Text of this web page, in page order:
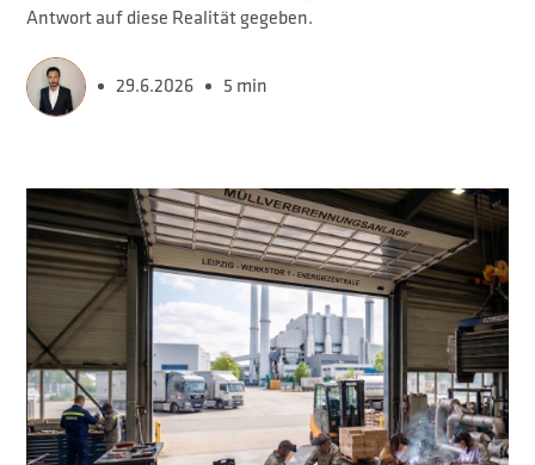
Antwort auf diese Realität gegeben.
29.6.2026 5 min